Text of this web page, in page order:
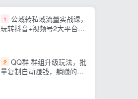
1
公域转私域流量实战课，
玩转抖音+视频号2大平台，
2 QQ群 群组升级玩法，批
量复制自动赚钱，躺赚的项